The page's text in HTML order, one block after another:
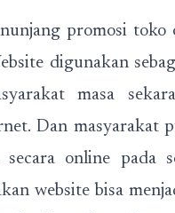
promosi toko
digunakan
masa
Dan masyarakat
secara online pada
website bisa